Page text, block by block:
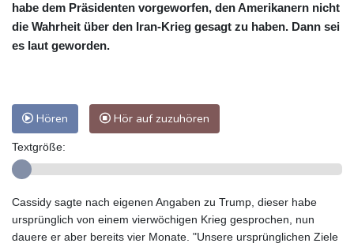
habe dem Präsidenten vorgeworfen, den Amerikanern nicht
die Wahrheit über den Iran-Krieg gesagt zu haben. Dann sei
es laut geworden.
Hören Hör auf zuzuhören
Textgröße:
Cassidy sagte nach eigenen Angaben zu Trump, dieser habe
ursprünglich von einem vierwöchigen Krieg gesprochen, nun
dauere er aber bereits vier Monate. "Unsere ursprünglichen Ziele